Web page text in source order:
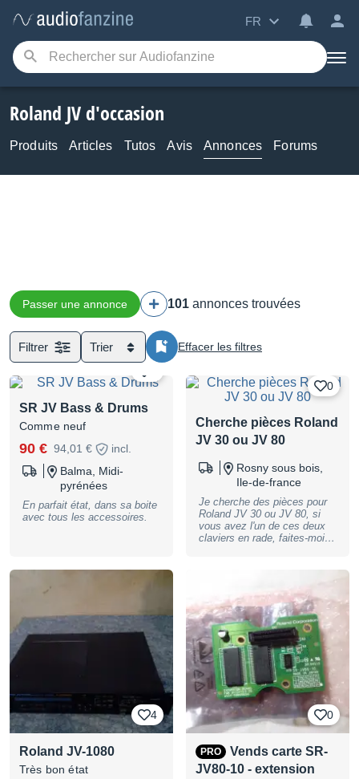
FR
Roland JV d'occasion
Produits Articles Tutos Avis Annonces Forums
Passer une annonce 101 annonces trouvées
Filtrer Trier
Effacer les filtres
SR JV Bass & Drums
Comme neuf
90 € 94,01 €
incl.
Balma, Midi-
pyrénées
En parfait état, dans sa boite
avec tous les accessoires.
0
Cherche pièces Roland
JV 30 ou JV 80
Rosny sous bois,
Ile-de-france
Je cherche des pièces pour
Roland JV 30 ou JV 80, si
vous avez l'un de ces deux
claviers en rade, faites-moi
4
Roland JV-1080
Très bon état
0
PRO
Vends carte SR-
JV80-10 - extension